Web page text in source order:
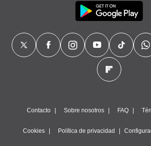
Contacto Sobre nosotros FAQ
Cookies Política de privacidad